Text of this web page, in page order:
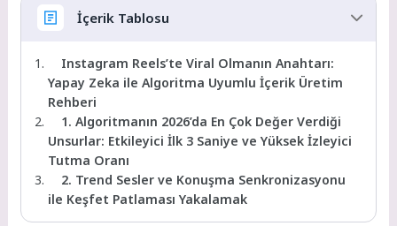
İçerik Tablosu
Instagram Reels’te Viral Olmanın Anahtarı:
Yapay Zeka ile Algoritma Uyumlu İçerik Üretim
Rehberi
1. Algoritmanın 2026’da En Çok Değer Verdiği
Unsurlar: Etkileyici İlk 3 Saniye ve Yüksek İzleyici
Tutma Oranı
2. Trend Sesler ve Konuşma Senkronizasyonu
ile Keşfet Patlaması Yakalamak